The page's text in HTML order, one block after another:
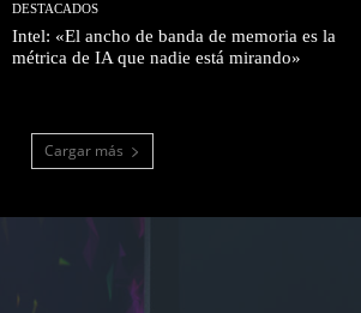
DESTACADOS
Intel: «El ancho de banda de memoria es la
métrica de IA que nadie está mirando»
Cargar más